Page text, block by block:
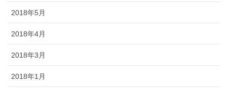
2018年5月
2018年4月
2018年3月
2018年1月